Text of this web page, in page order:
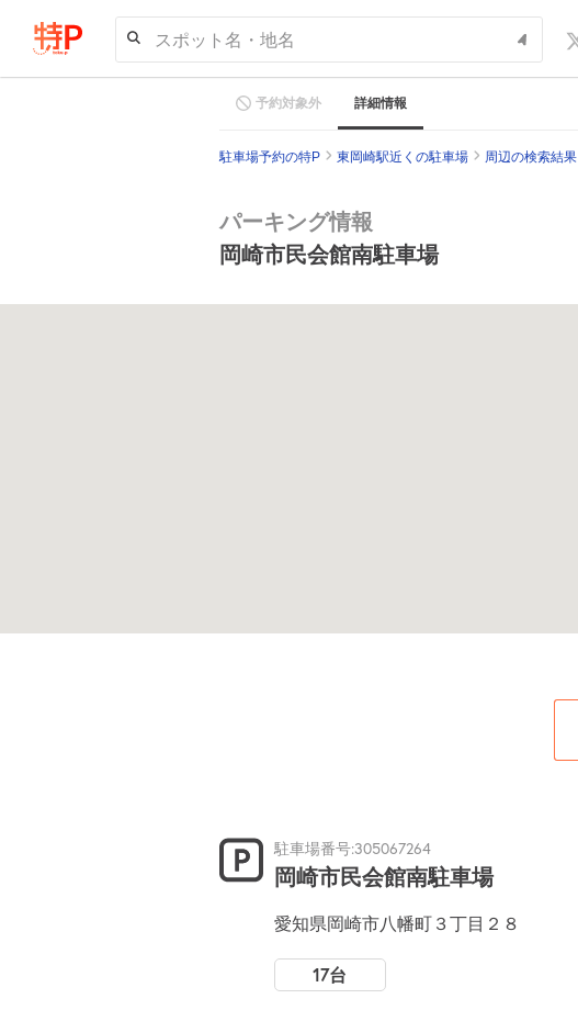
スポット名・地名
予約対象外 詳細情報
駐車場予約の特P 東岡崎駅近くの駐車場 周辺の検索結果
パーキング情報
岡崎市民会館南駐車場
駐車場番号:305067264
岡崎市民会館南駐車場
愛知県岡崎市八幡町３丁目２８
17台